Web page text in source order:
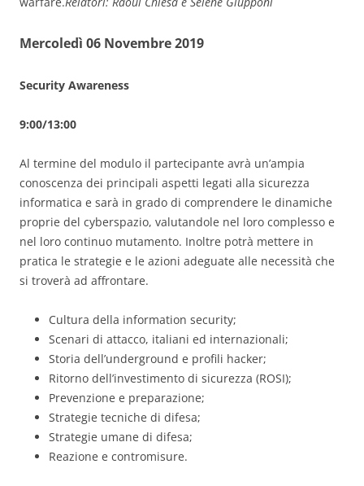
Mercoledì 06 Novembre 2019
Security Awareness
9:00/13:00
Al termine del modulo il partecipante avrà un’ampia
conoscenza dei principali aspetti legati alla sicurezza
informatica e sarà in grado di comprendere le dinamiche
proprie del cyberspazio, valutandole nel loro complesso e
nel loro continuo mutamento. Inoltre potrà mettere in
pratica le strategie e le azioni adeguate alle necessità che
si troverà ad affrontare.
Cultura della information security;
Scenari di attacco, italiani ed internazionali;
Storia dell’underground e profili hacker;
Ritorno dell’investimento di sicurezza (ROSI);
Prevenzione e preparazione;
Strategie tecniche di difesa;
Strategie umane di difesa;
Reazione e contromisure.